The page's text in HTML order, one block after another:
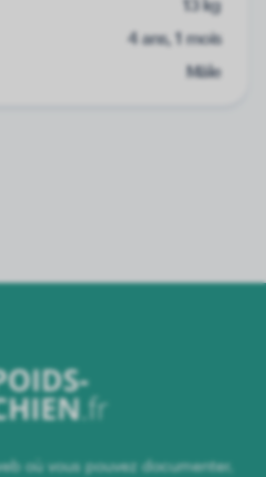
13 kg
4 ans, 1 mois
Mâle
où vous pouvez documenter,